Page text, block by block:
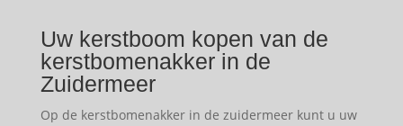
Uw kerstboom kopen van de
kerstbomenakker in de
Zuidermeer
Op de kerstbomenakker in de zuidermeer kunt u uw